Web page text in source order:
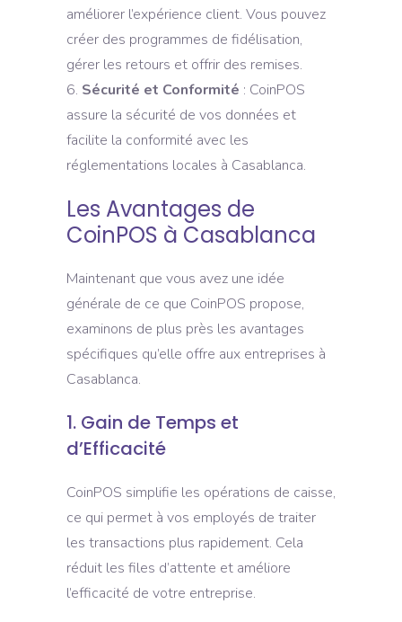
améliorer l’expérience client. Vous pouvez
créer des programmes de fidélisation,
gérer les retours et offrir des remises.
Sécurité et Conformité : CoinPOS
assure la sécurité de vos données et
facilite la conformité avec les
réglementations locales à Casablanca.
Les Avantages de
CoinPOS à Casablanca
Maintenant que vous avez une idée
générale de ce que CoinPOS propose,
examinons de plus près les avantages
spécifiques qu’elle offre aux entreprises à
Casablanca.
1. Gain de Temps et
d’Efficacité
CoinPOS simplifie les opérations de caisse,
ce qui permet à vos employés de traiter
les transactions plus rapidement. Cela
réduit les files d’attente et améliore
l’efficacité de votre entreprise.